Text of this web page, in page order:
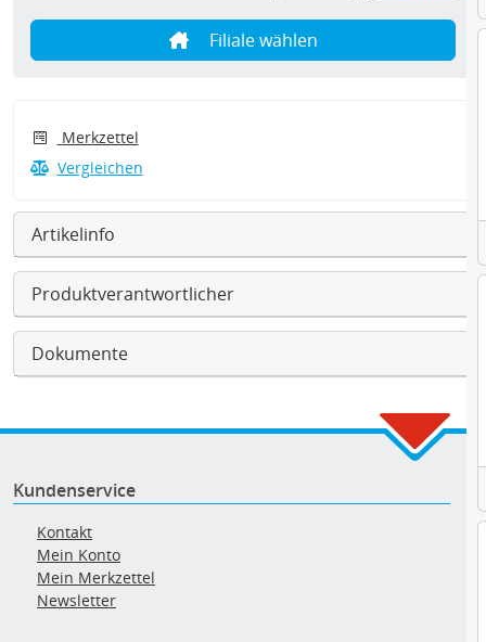
Filiale wählen
Merkzettel
Vergleichen
Artikelinfo
Produktverantwortlicher
Dokumente
Kundenservice
Kontakt
Mein Konto
Mein Merkzettel
Newsletter